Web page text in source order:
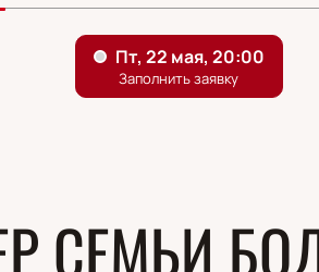
СЕМЬИ